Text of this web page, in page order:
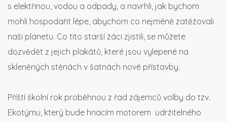
s elektřinou, vodou a odpady, a navrhli, jak bychom
mohli hospodařit lépe, abychom co nejméně zatěžovali
naši planetu. Co tito starší žáci zjistili, se můžete
dozvědět z jejich plakátů, které jsou vylepené na
skleněných stěnách v šatnách nové přístavby.
Příští školní rok proběhnou z řad zájemců volby do tzv.
Ekotýmu, který bude hnacím motorem udržitelného